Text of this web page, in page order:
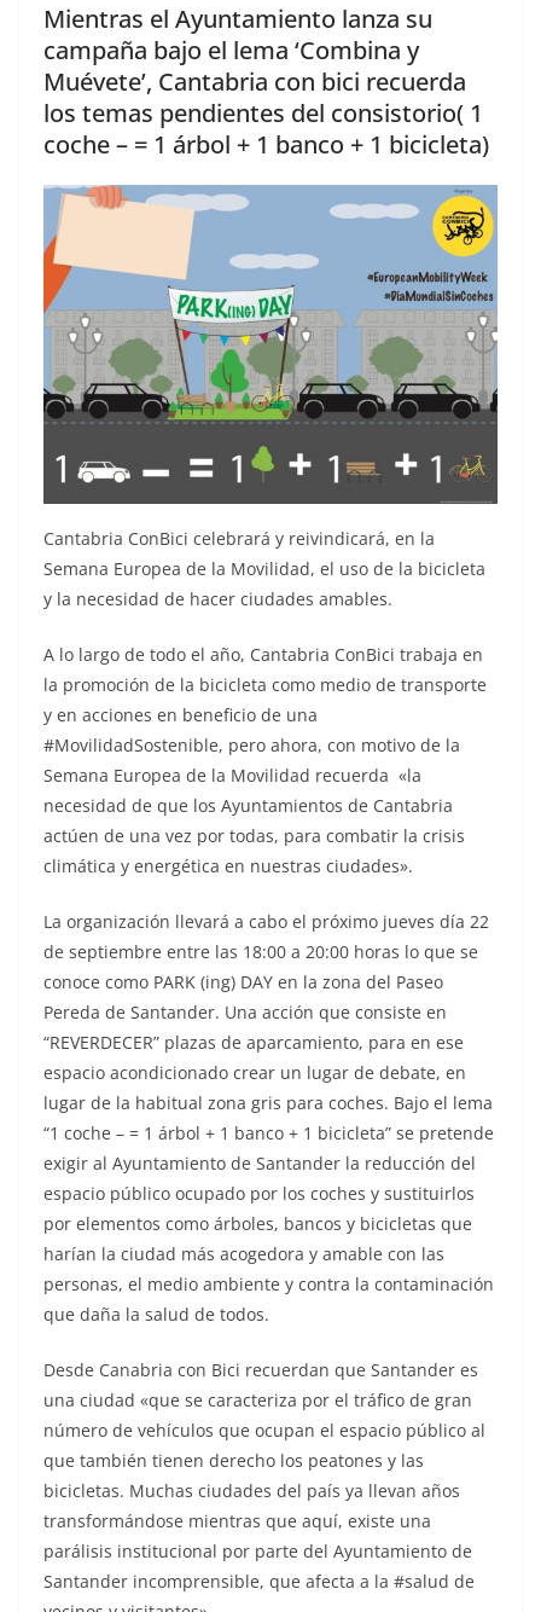
Mientras el Ayuntamiento lanza su
campaña bajo el lema ‘Combina y
Muévete’, Cantabria con bici recuerda
los temas pendientes del consistorio( 1
coche – = 1 árbol + 1 banco + 1 bicicleta)
Cantabria ConBici celebrará y reivindicará, en la
Semana Europea de la Movilidad, el uso de la bicicleta
y la necesidad de hacer ciudades amables.
A lo largo de todo el año, Cantabria ConBici trabaja en
la promoción de la bicicleta como medio de transporte
y en acciones en beneficio de una
#MovilidadSostenible, pero ahora, con motivo de la
Semana Europea de la Movilidad recuerda «la
necesidad de que los Ayuntamientos de Cantabria
actúen de una vez por todas, para combatir la crisis
climática y energética en nuestras ciudades».
La organización llevará a cabo el próximo jueves día 22
de septiembre entre las 18:00 a 20:00 horas lo que se
conoce como PARK (ing) DAY en la zona del Paseo
Pereda de Santander. Una acción que consiste en
“REVERDECER” plazas de aparcamiento, para en ese
espacio acondicionado crear un lugar de debate, en
lugar de la habitual zona gris para coches. Bajo el lema
“1 coche – = 1 árbol + 1 banco + 1 bicicleta” se pretende
exigir al Ayuntamiento de Santander la reducción del
espacio público ocupado por los coches y sustituirlos
por elementos como árboles, bancos y bicicletas que
harían la ciudad más acogedora y amable con las
personas, el medio ambiente y contra la contaminación
que daña la salud de todos.
Desde Canabria con Bici recuerdan que Santander es
una ciudad «que se caracteriza por el tráfico de gran
número de vehículos que ocupan el espacio público al
que también tienen derecho los peatones y las
bicicletas. Muchas ciudades del país ya llevan años
transformándose mientras que aquí, existe una
parálisis institucional por parte del Ayuntamiento de
Santander incomprensible, que afecta a la #salud de